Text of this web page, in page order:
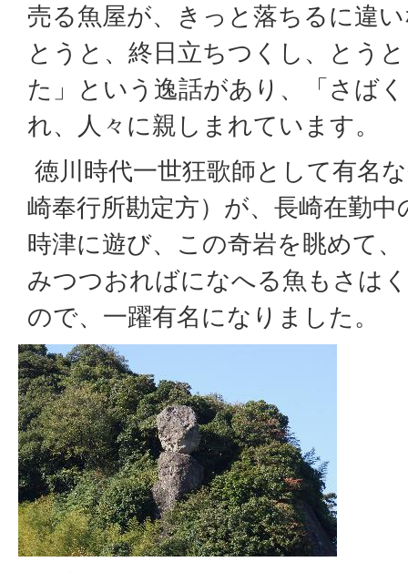
売る魚屋が、きっと落ちるに違
とうと、終日立ちつくし、とう
た」という逸話があり、「さば
れ、人々に親しまれています。
徳川時代一世狂歌師として有名
崎奉行所勘定方）が、長崎在勤
時津に遊び、この奇岩を眺めて
みつつおればになへる魚もさは
ので、一躍有名になりました。